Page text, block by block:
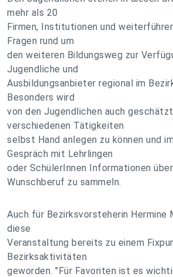
mehr als 20
Firmen, Institutionen und
Fragen rund um
den weiteren Bildungsweg zur
Jugendliche und
Ausbildungsanbieter regional im
Besonders wird
von den Jugendlichen auch
verschiedenen Tätigkeiten
selbst Hand anlegen zu können und
Gespräch mit Lehrlingen
oder SchülerInnen Informationen
Wunschberuf zu sammeln.
Auch für Bezirksvorsteherin Hermine
diese
Veranstaltung bereits zu einem
Bezirksaktivitäten
geworden. "Für Favoriten ist es